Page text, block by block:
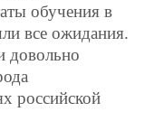
обучения в
все ожидания.
довольно
российской